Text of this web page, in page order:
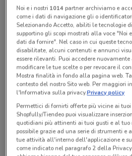
Www.Cedisigmacampania.It
Tutte le promozioni di questo
Noi e i nostri 1014partner archiviamo e
come i dati di navigazione gli o
Selezionando Accetto, abiliti le tecnologie
supportino gli scopi mostrati alla voce "Noi
dati da fornire". Nel caso in cui queste
disabilitate, alcuni contenuti e annunci
essere rilevanti. Puoi accedere
modificare le tue scelte o per revocare il
Mostra finalità in fondo alla pagina web.
contesto del nostro Sito web. Per maggiori
l'Informativa sulla privacy.Privacy policy
Permettici di fornirti offerte più vicine ai
Shopfully/Tiendeo puoi visualizzare
quotidiani più attinenti ai tuoi gusti e al tuo
possibile grazie ad una serie di strumenti e
tue attività all'interno dell'applicazione e
come indicato nel paragrafo 2 della